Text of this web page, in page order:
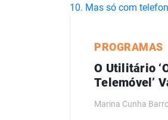
PROGRAMAS
O Utilitário
Telemóvel’
Fazer
Android Para
Marina Cunha